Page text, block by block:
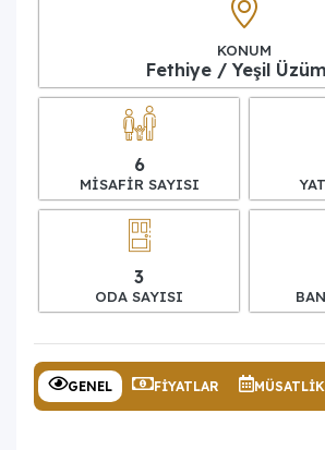
KONUM
Fethiye / Yeşil
6
MISAFIR SAYISI
3
ODA SAYISI
GENEL FIYATLAR MÜSATLIK